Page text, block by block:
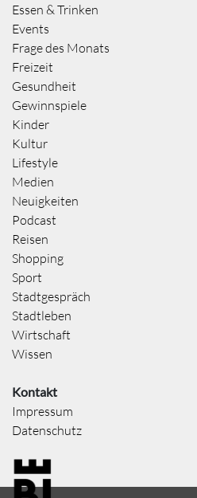
Essen & Trinken
Events
Frage des Monats
Freizeit
Gesundheit
Gewinnspiele
Kinder
Kultur
Lifestyle
Medien
Neuigkeiten
Podcast
Reisen
Shopping
Sport
Stadtgespräch
Stadtleben
Wirtschaft
Wissen
Kontakt
Impressum
Datenschutz